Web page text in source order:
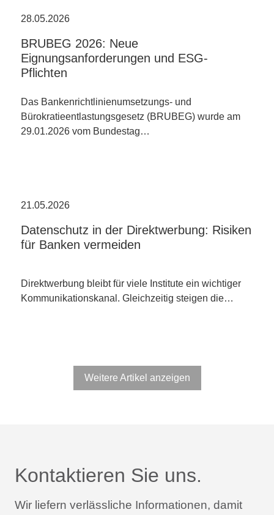
28.05.2026
BRUBEG 2026: Neue
Eignungsanforderungen und ESG-
Pflichten
Das Bankenrichtlinienumsetzungs- und
Bürokratieentlastungsgesetz (BRUBEG) wurde am
29.01.2026 vom Bundestag…
21.05.2026
Datenschutz in der Direktwerbung: Risiken
für Banken vermeiden
Direktwerbung bleibt für viele Institute ein wichtiger
Kommunikationskanal. Gleichzeitig steigen die…
Weitere Artikel anzeigen
Kontaktieren Sie uns.
Wir liefern verlässliche Informationen, damit